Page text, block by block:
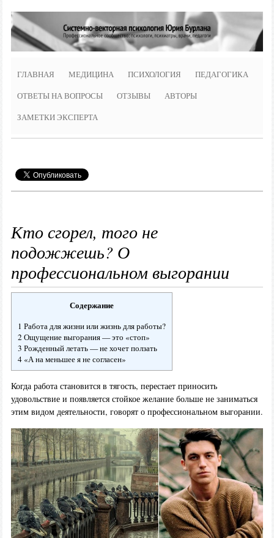
ГЛАВНАЯ МЕДИЦИНА ПСИХОЛОГИЯ ПЕДАГОГИКА
ОТВЕТЫ НА ВОПРОСЫ ОТЗЫВЫ АВТОРЫ
ЗАМЕТКИ ЭКСПЕРТА
Кто сгорел, того не
подожжешь? О
профессиональном выгорании
Содержание
1 Работа для жизни или жизнь для работы?
2 Ощущение выгорания — это «стоп»
3 Рожденный летать — не хочет ползать
4 «А на меньшее я не согласен»
Когда работа становится в тягость, перестает приносить
удовольствие и появляется стойкое желание больше не заниматься
этим видом деятельности, говорят о профессиональном выгорании.